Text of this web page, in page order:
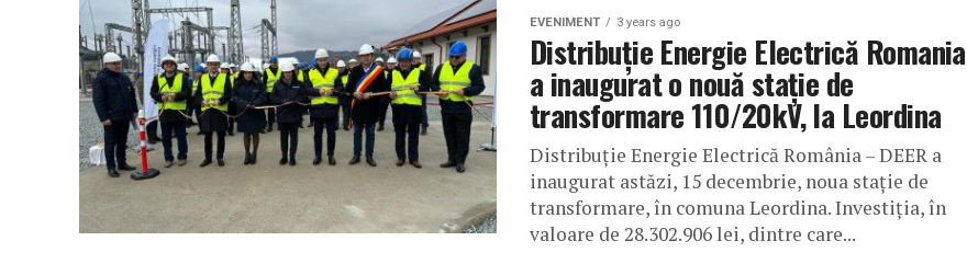
EVENIMENT 3 years ago
Distribuție Energie Electrică Romania
a inaugurat o nouă stație de
transformare 110/20kV, la Leordina
Distribuție Energie Electrică România – DEER a
inaugurat astăzi, 15 decembrie, noua stație de
transformare, în comuna Leordina. Investiția, în
valoare de 28.302.906 lei, dintre care...